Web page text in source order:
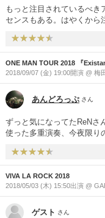
もっと注目されているべき
センスもある。はやくから
向上心と信念に突き進む
ONE MAN TOUR 2018 『
2018/09/07 (金) 19:00開演 @ 梅
あんどろっぷ さん
ずっと気になってたReNさ
使った多重演奏、今夜限り
ました!!
VIVA LA ROCK 2018
2018/05/03 (木) 15:50出演 @
玉県)
ゲスト さん